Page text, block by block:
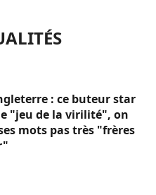
: ce buteur star
"jeu de la virilité", on
mots pas très "frères